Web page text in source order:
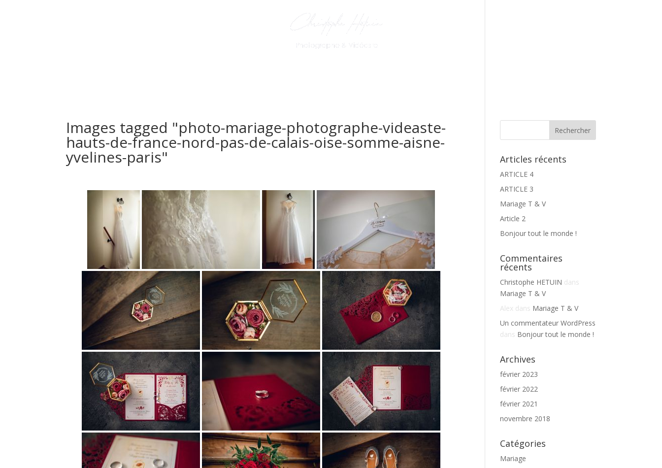
Images tagged "photo-mariage-photographe-videaste-
hauts-de-france-nord-pas-de-calais-oise-somme-aisne-
yvelines-paris" Articles récents
ARTICLE 4
ARTICLE 3
Mariage T & V
Article 2
Bonjour tout le monde !
Commentaires
récents
Christophe HETUIN dans
Mariage T & V
Alex dans Mariage T & V
Un commentateur WordPress
dans Bonjour tout le monde !
Archives
février 2023
février 2022
février 2021
novembre 2018
Catégories
Mariage